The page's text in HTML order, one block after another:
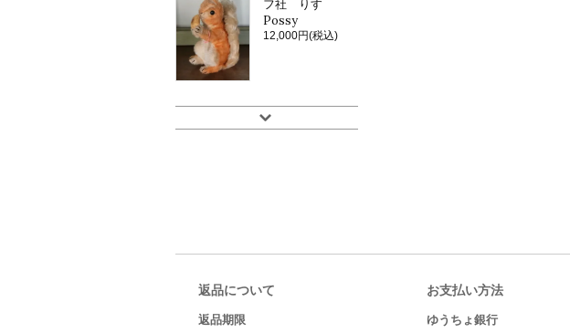
フ社 りす
Possy
12,000円(税込)
返品について
返品期限
お支払い方法
ゆうちょ銀行